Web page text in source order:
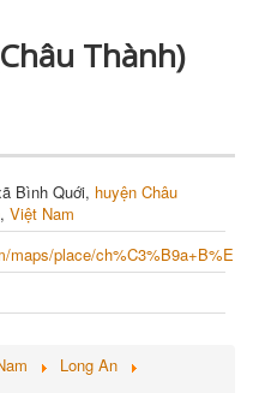
Thành)
Bình Quới, huyện Châu
, Việt Nam
maps/place/
Long An